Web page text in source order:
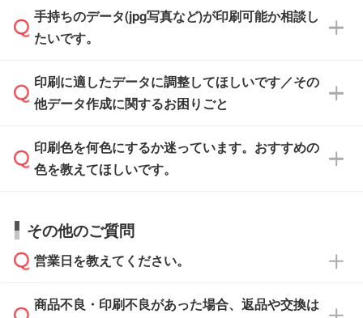
せいただければ、弊社にて無料でデザインデー
タを1点作成いたします。
積・ご注文フォームにアップロードしてご入稿
ください。
ご入稿後は経験豊富なスタッフがデータに不備
がないかチェックし、お客様と確認してから印
刷に進みますので、ご安心ください。
一部商品は入稿用テンプレートのご用意があり
ます。各商品ページの『印刷方法・テンプレー
入稿用のテンプレートはPDF形式ですが、
IllustratorやPhotoshopで開いてご利用いただけ
方」をご確認ください。
手持ちのデータ(jpg写真など)が印刷可能か相談し
たいです。
印刷に適したデータ・解像度かどうか、担当ス
タッフが事前に確認いたします。
ムへ添付いただくか、担当スタッフ宛にメール
でお送りください。
い合わせください。
なお、印刷用データの作り方に関する詳細は、
印刷に適したデータに調整してほしいです／その
他データ作成に関するお困りごと
データ作成でお困りの際には、担当スタッフが
サポートいたしますのでお気軽にご相談くださ
から添付してお送りください。
・解像度の低いデータをトレース/調整してほ
しい
印刷色を何色にするか迷っています。おすすめの
色を教えてほしいです。
お見積・ご注文・
相談いただきますと、担当スタッフがお客様の
ご希望や商品の本体色を確認し、印刷色をご提
本体色がブラック、ネイビーなど濃色の場合は
その他のご質問
営業日を教えてください。
営業日は平日の10:00～18:00で、土日祝日はお
商品不良・印刷不良があった場合、返品や交換は